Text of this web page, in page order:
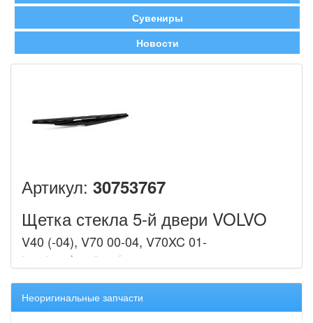
Сувениры
Новости
Артикул: 30753767
Щетка стекла 5-й двери VOLVO
V40 (-04), V70 00-04, V70XC 01-
Неоригинальные запчасти